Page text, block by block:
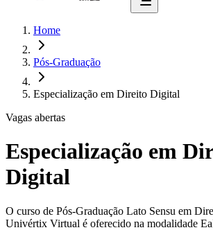
Home
Pós-Graduação
Especialização em Direito Digital
Vagas abertas
Especialização em
Digital
O curso de Pós-Graduação Lato Sensu em
Univértix Virtual é oferecido na modalidade